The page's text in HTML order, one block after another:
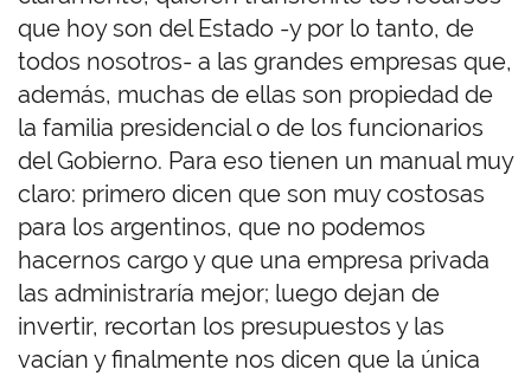
que hoy son del Estado -y por lo tanto, de
todos nosotros- a las grandes empresas que,
además, muchas de ellas son propiedad de
la familia presidencial o de los funcionarios
del Gobierno. Para eso tienen un manual muy
claro: primero dicen que son muy costosas
para los argentinos, que no podemos
hacernos cargo y que una empresa privada
las administraría mejor; luego dejan de
invertir, recortan los presupuestos y las
vacían y finalmente nos dicen que la única